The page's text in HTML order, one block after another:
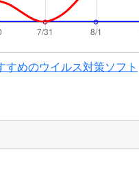
めのウイルス対策ソフト